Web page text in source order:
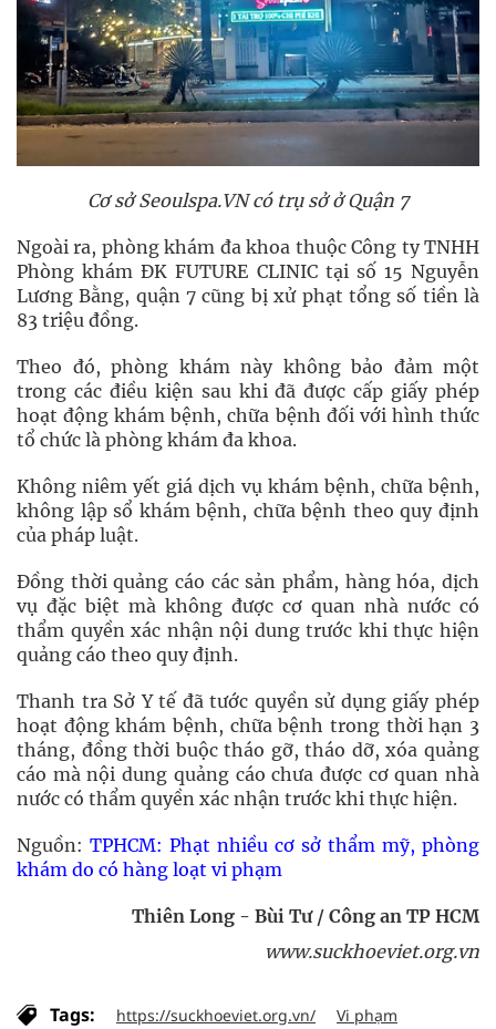
Cơ sở Seoulspa.VN có trụ sở ở Quận 7
Ngoài ra, phòng khám đa khoa thuộc Công ty TNHH
Phòng khám ĐK FUTURE CLINIC tại số 15 Nguyễn
Lương Bằng, quận 7 cũng bị xử phạt tổng số tiền là
83 triệu đồng.
Theo đó, phòng khám này không bảo đảm một
trong các điều kiện sau khi đã được cấp giấy phép
hoạt động khám bệnh, chữa bệnh đối với hình thức
tổ chức là phòng khám đa khoa.
Không niêm yết giá dịch vụ khám bệnh, chữa bệnh,
không lập sổ khám bệnh, chữa bệnh theo quy định
của pháp luật.
Đồng thời quảng cáo các sản phẩm, hàng hóa, dịch
vụ đặc biệt mà không được cơ quan nhà nước có
thẩm quyền xác nhận nội dung trước khi thực hiện
quảng cáo theo quy định.
Thanh tra Sở Y tế đã tước quyền sử dụng giấy phép
hoạt động khám bệnh, chữa bệnh trong thời hạn 3
tháng, đồng thời buộc tháo gỡ, tháo dỡ, xóa quảng
cáo mà nội dung quảng cáo chưa được cơ quan nhà
nước có thẩm quyền xác nhận trước khi thực hiện.
Nguồn: TPHCM: Phạt nhiều cơ sở thẩm mỹ, phòng
khám do có hàng loạt vi phạm
Thiên Long - Bùi Tư / Công an TP HCM
www.suckhoeviet.org.vn
Tags: https://suckhoeviet.org.vn/ Vi phạm